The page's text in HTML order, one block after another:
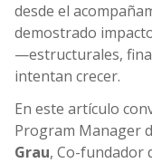
desde el
demostrado
—estructurales,
intentan crecer.
En este artículo
Program Manager
Grau, Co-fundador